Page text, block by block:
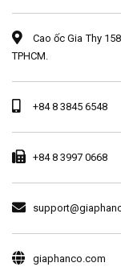
Cao ốc Gia Thy
TPHCM.
+84 8 3845 6548
+84 8 3997 0668
giaphanco.com